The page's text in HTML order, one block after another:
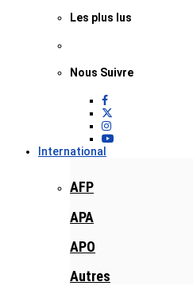
Les plus lus
Nous Suivre
International
AFP
APA
APO
Autres